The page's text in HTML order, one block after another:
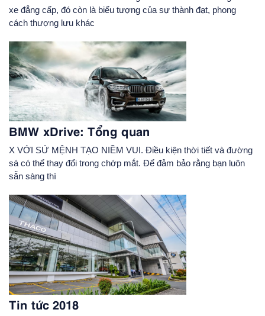
xe đẳng cấp, đó còn là biểu tượng của sự thành đạt, phong
cách thượng lưu khác
BMW xDrive: Tổng quan
X VỚI SỨ MỆNH TẠO NIỀM VUI. Điều kiện thời tiết và đường
sá có thể thay đổi trong chớp mắt. Để đảm bảo rằng bạn luôn
sẵn sàng thì
Tin tức 2018